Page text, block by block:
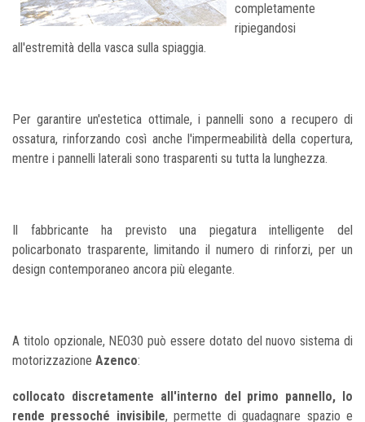
completamente
ripiegandosi
all'estremità della vasca sulla spiaggia.
Per garantire un'estetica ottimale, i pannelli sono a recupero di
ossatura, rinforzando così anche l'impermeabilità della copertura,
mentre i pannelli laterali sono trasparenti su tutta la lunghezza.
Il fabbricante ha previsto una piegatura intelligente del
policarbonato trasparente, limitando il numero di rinforzi, per un
design contemporaneo ancora più elegante.
A titolo opzionale, NEO30 può essere dotato del nuovo sistema di
motorizzazione Azenco:
collocato discretamente all'interno del primo pannello, lo
rende pressoché invisibile, permette di guadagnare spazio e